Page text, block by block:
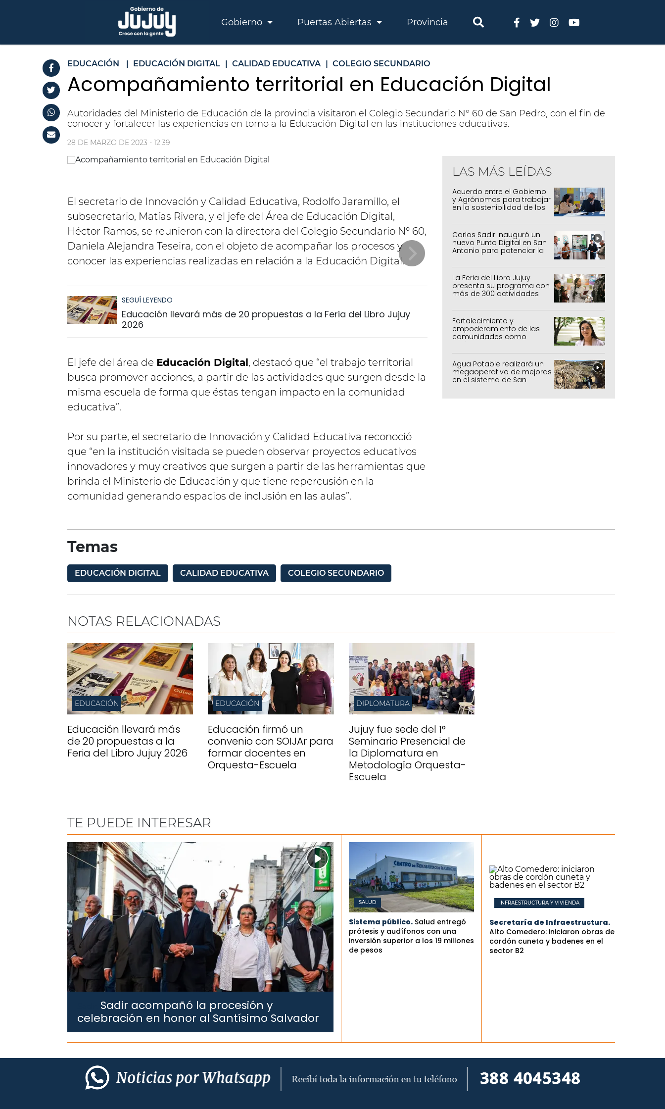
Gobierno Puertas Abiertas Provincia
EDUCACIÓN | EDUCACIÓN DIGITAL | CALIDAD EDUCATIVA | COLEGIO SECUNDARIO
Acompañamiento territorial en Educación Digital
Autoridades del Ministerio de Educación de la provincia visitaron el Colegio Secundario N° 60 de San Pedro, con el fin de
conocer y fortalecer las experiencias en torno a la Educación Digital en las instituciones educativas.
28 DE MARZO DE 2023 - 12:39
El secretario de Innovación y Calidad Educativa, Rodolfo Jaramillo, el
subsecretario, Matías Rivera, y el jefe del Área de Educación Digital,
Héctor Ramos, se reunieron con la directora del Colegio Secundario N° 60,
Daniela Alejandra Teseira, con el objeto de acompañar los procesos y
conocer las experiencias realizadas en relación a la Educación Digital.
SEGUÍ LEYENDO
Educación llevará más de 20 propuestas a la Feria del Libro Jujuy
2026
El jefe del área de Educación Digital, destacó que “el trabajo territorial
busca promover acciones, a partir de las actividades que surgen desde la
misma escuela de forma que éstas tengan impacto en la comunidad
educativa”.
Por su parte, el secretario de Innovación y Calidad Educativa reconoció
que “en la institución visitada se pueden observar proyectos educativos
innovadores y muy creativos que surgen a partir de las herramientas que
brinda el Ministerio de Educación y que tiene repercusión en la
comunidad generando espacios de inclusión en las aulas”.
LAS MÁS LEÍDAS
Acuerdo entre el Gobierno
y Agrónomos para trabajar
en la sostenibilidad de los
agrícolas, pecuarios y
forestal
Carlos Sadir inauguró un
nuevo Punto Digital en San
Antonio para potenciar la
inclusión tecnológica
La Feria del Libro Jujuy
presenta su programa con
más de 300 actividades
Fortalecimiento y
empoderamiento de las
comunidades como
Agua Potable realizará un
megaoperativo de mejoras
en el sistema de San
Temas
EDUCACIÓN DIGITAL CALIDAD EDUCATIVA COLEGIO SECUNDARIO
NOTAS RELACIONADAS
EDUCACIÓN
Educación llevará más
de 20 propuestas a la
Feria del Libro Jujuy 2026
EDUCACIÓN
Educación firmó un
convenio con SOIJAr para
formar docentes en
Orquesta-Escuela
DIPLOMATURA
Jujuy fue sede del 1°
Seminario Presencial de
la Diplomatura en
Metodología Orquesta-
Escuela
TE PUEDE INTERESAR
Sadir acompañó la procesión y
celebración en honor al Santísimo Salvador
SALUD
Sistema público. Salud entregó
prótesis y audífonos con una
inversión superior a los 19 millones
de pesos
INFRAESTRUCTURA Y VIVIENDA
Secretaría de Infraestructura.
Alto Comedero: iniciaron obras de
cordón cuneta y badenes en el
sector B2